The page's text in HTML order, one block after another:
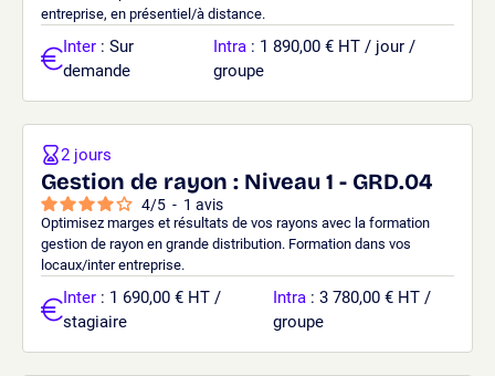
entreprise, en présentiel/à distance.
Inter : Sur
demande
Intra : 1 890,00 € HT / jour /
groupe
Gestion de rayon : Niveau 1 - GRD.04
4/5 - 1 avis
Optimisez marges et résultats de vos rayons avec la formation
gestion de rayon en grande distribution. Formation dans vos
locaux/inter entreprise.
2 jours
Inter : 1 690,00 € HT /
stagiaire
Intra : 3 780,00 € HT /
groupe